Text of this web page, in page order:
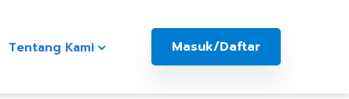
Tentang Kami Masuk/Daftar